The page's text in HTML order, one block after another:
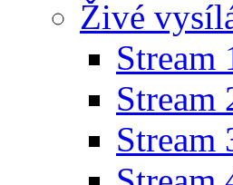
Živé
Stream
Stream
Stream